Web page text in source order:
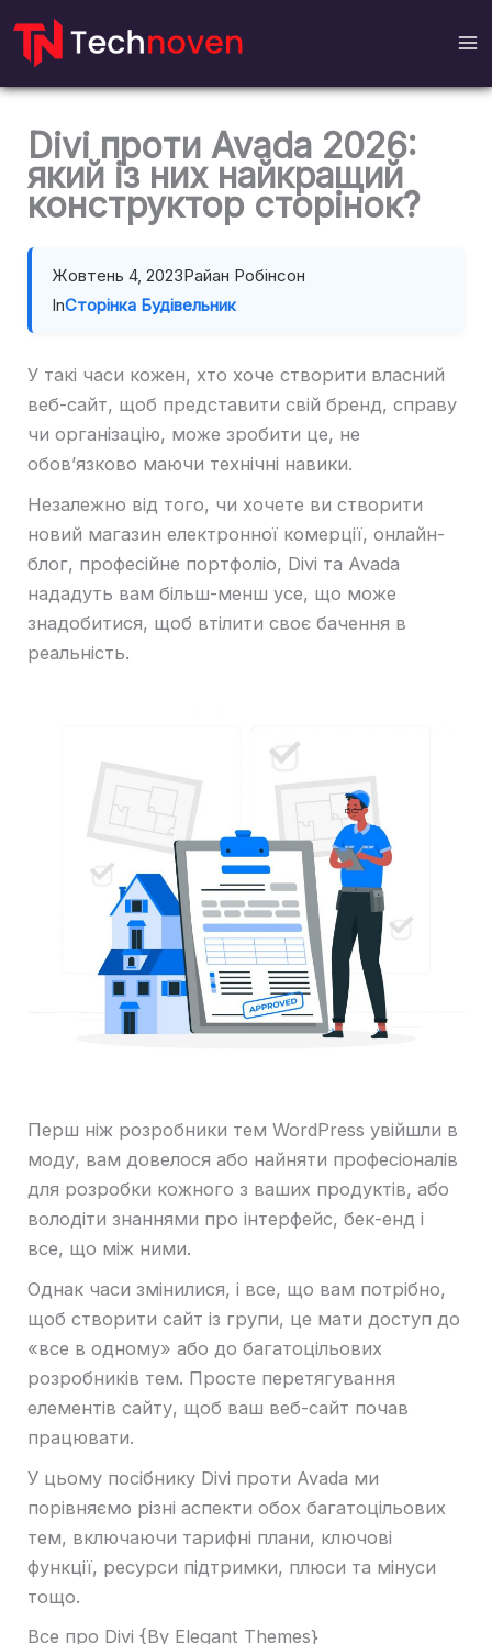
Перейти
вмісту
Divi проти Avada 2026:
який із них найкращий
конструктор сторінок?
Жовтень 4, 2023Райан Робінсон
InСторінка Будівельник
У такі часи кожен, хто хоче створити власний
веб-сайт, щоб представити свій бренд, справу
чи організацію, може зробити це, не
обов’язково маючи технічні навики.
Незалежно від того, чи хочете ви створити
новий магазин електронної комерції, онлайн-
блог, професійне портфоліо, Divi та Avada
нададуть вам більш-менш усе, що може
знадобитися, щоб втілити своє бачення в
реальність.
Перш ніж розробники тем WordPress увійшли в
моду, вам довелося або найняти професіоналів
для розробки кожного з ваших продуктів, або
володіти знаннями про інтерфейс, бек-енд і
все, що між ними.
Однак часи змінилися, і все, що вам потрібно,
щоб створити сайт із групи, це мати доступ до
«все в одному» або до багатоцільових
розробників тем. Просте перетягування
елементів сайту, щоб ваш веб-сайт почав
працювати.
У цьому посібнику Divi проти Avada ми
порівняємо різні аспекти обох багатоцільових
тем, включаючи тарифні плани, ключові
функції, ресурси підтримки, плюси та мінуси
тощо.
Все про Divi {By Elegant Themes}